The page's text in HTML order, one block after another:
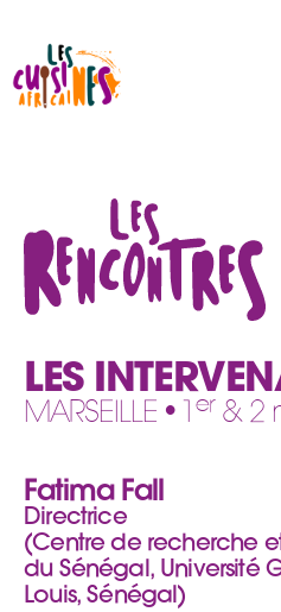
LES
MARSEILLE • 1er& 2
Fatima Fall
Directrice
(Centre de recherche
du Sénégal, Université
Louis, Sénégal)